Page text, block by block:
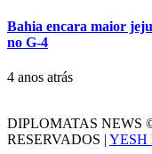
Bahia encara maior
no G-4
4 anos atrás
DIPLOMATAS NEWS
RESERVADOS | YESH